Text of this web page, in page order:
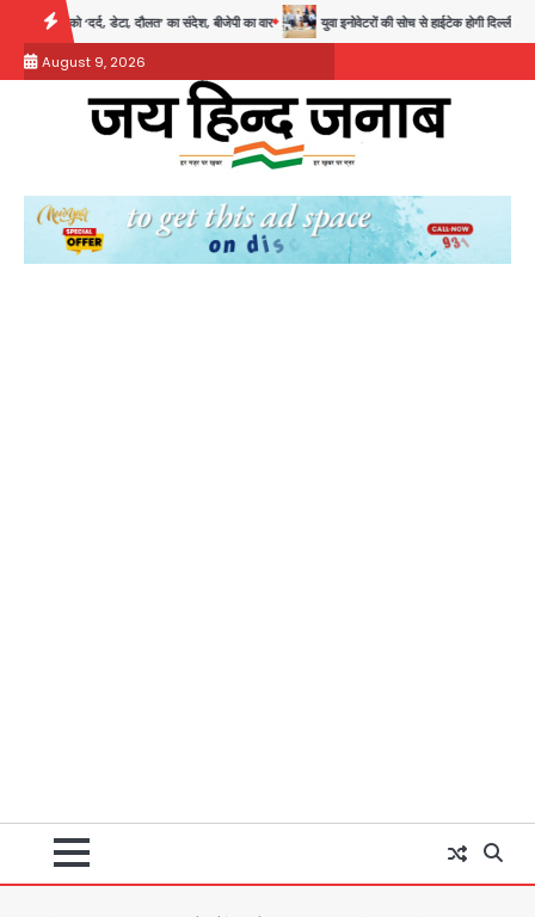
content
दौलत’ का संदेश, बीजेपी का वार युवा इनोवेटरों की सोच से हाईटेक होगी दिल्ली पुलिस सुदर्शन
August 9, 2026